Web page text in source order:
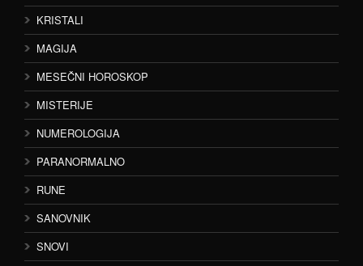
KRISTALI
MAGIJA
MESEČNI HOROSKOP
MISTERIJE
NUMEROLOGIJA
PARANORMALNO
RUNE
SANOVNIK
SNOVI